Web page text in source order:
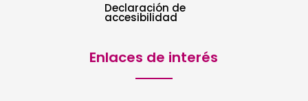
Declaración de
accesibilidad
Enlaces de interés